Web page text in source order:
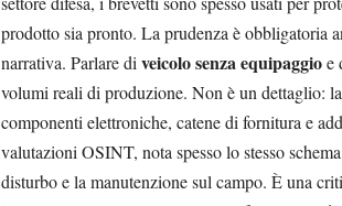
prodotto sia pronto. La prudenza è obbligatoria
narrativa. Parlare di veicolo senza equipaggioe
volumi reali di produzione. Non è un dettaglio:
componenti elettroniche, catene di fornitura e
valutazioni OSINT, nota spesso lo stesso
disturbo e la manutenzione sul campo. È una